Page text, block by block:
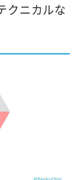
クニカルな